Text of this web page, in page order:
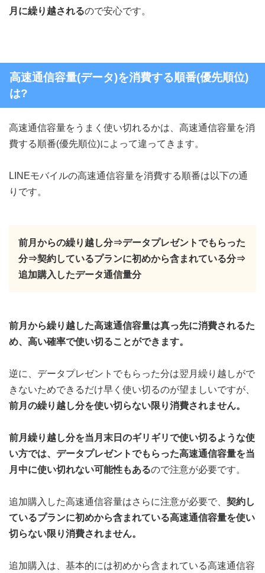
月に繰り越されるので安心です。
高速通信容量(データ)を消費する順番(優先順位)
は?
高速通信容量をうまく使い切れるかは、高速通信容量を消
費する順番(優先順位)によって違ってきます。
LINEモバイルの高速通信容量を消費する順番は以下の通
りです。
前月からの繰り越し分⇒データプレゼントでもらった
分⇒契約しているプランに初めから含まれている分⇒
追加購入したデータ通信量分
前月から繰り越した高速通信容量は真っ先に消費されるた
め、高い確率で使い切ることができます。
逆に、データプレゼントでもらった分は翌月繰り越しがで
きないためできるだけ早く使い切るのが望ましいですが、
前月の繰り越し分を使い切らない限り消費されません。
前月繰り越し分を当月末日のギリギリで使い切るような使
い方では、データプレゼントでもらった高速通信容量を当
月中に使い切れない可能性もあるので注意が必要です。
追加購入した高速通信容量はさらに注意が必要で、 契約し
ているプランに初めから含まれている高速通信容量を使い
切らない限り消費されません。
追加購入は、基本的には初めから含まれている高速通信容